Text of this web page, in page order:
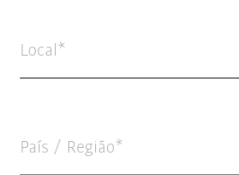
Local
País / Região*